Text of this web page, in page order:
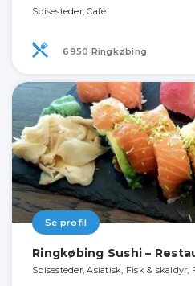
Spisesteder, Café
6950 Ringkøbing
Se profil
Ringkøbing Sushi –
Spisesteder, Asiatisk, Fisk & skaldyr,